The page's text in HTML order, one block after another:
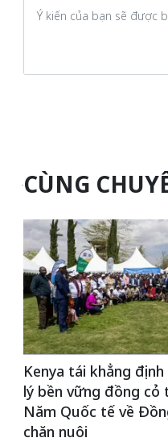
CÙNG
Kenya tái khẳng
lý bền vững đồng cỏ
Năm Quốc tế về
chăn nuôi